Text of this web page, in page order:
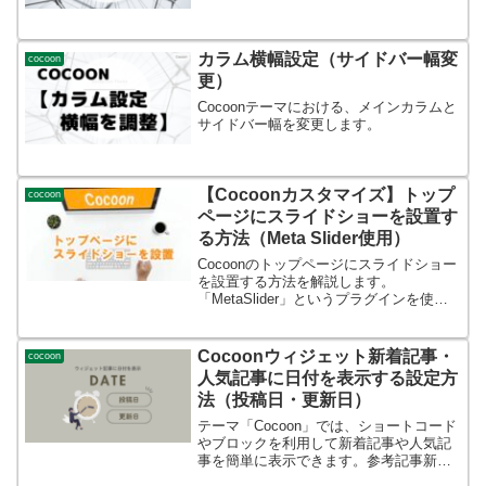
cocoon
カラム横幅設定（サイドバー幅変
更）
Cocoonテーマにおける、メインカラムと
サイドバー幅を変更します。
cocoon
【Cocoonカスタマイズ】トップ
ページにスライドショーを設置す
る方法（Meta Slider使用）
Cocoonのトップページにスライドショー
を設置する方法を解説します。
「MetaSlider」というプラグインを使用
は プラグインMetaSliderでスライドショ
ーの設定を行う。 ショートコードを所定
の...
cocoon
Cocoonウィジェット新着記事・
人気記事に日付を表示する設定方
法（投稿日・更新日）
テーマ「Cocoon」では、ショートコード
やブロックを利用して新着記事や人気記
事を簡単に表示できます。参考記事新着